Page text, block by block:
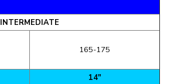
INTERMEDIATE
165-175
14"